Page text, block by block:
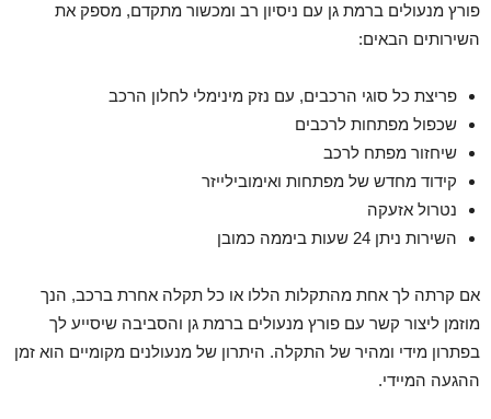
פורץ מנעולים ברמת גן עם ניסיון רב ומכשור מתקדם, מספק את
השירותים הבאים:
פריצת כל סוגי הרכבים, עם נזק מינימלי לחלון הרכב
שכפול מפתחות לרכבים
שיחזור מפתח לרכב
קידוד מחדש של מפתחות ואימובילייזר
נטרול אזעקה
השירות ניתן 24 שעות ביממה כמובן
אם קרתה לך אחת מהתקלות הללו או כל תקלה אחרת ברכב, הנך
מוזמן ליצור קשר עם פורץ מנעולים ברמת גן והסביבה שיסייע לך
בפתרון מידי ומהיר של התקלה. היתרון של מנעולנים מקומיים הוא זמן
ההגעה המיידי.